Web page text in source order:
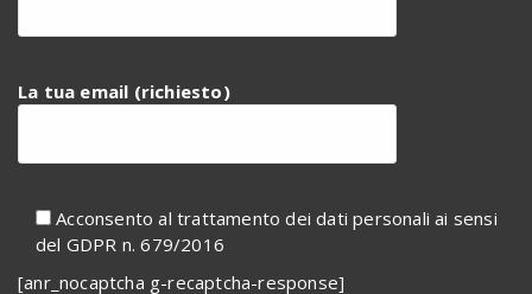
La tua email (richiesto)
Acconsento al trattamento dei dati personali ai sensi
del GDPR n. 679/2016
[anr_nocaptcha g-recaptcha-response]